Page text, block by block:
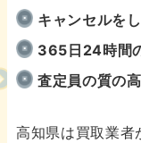
キャンセルを
365日24時間
査定員の質の
高知県は買取業者